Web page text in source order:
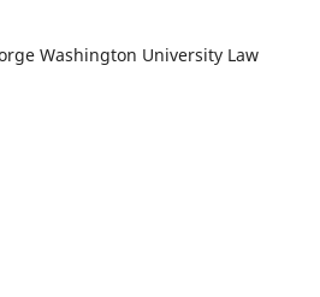
Washington University Law